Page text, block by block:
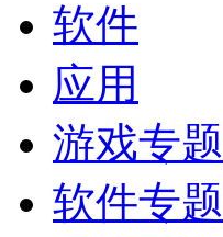
软件
应用
游戏专题
软件专题